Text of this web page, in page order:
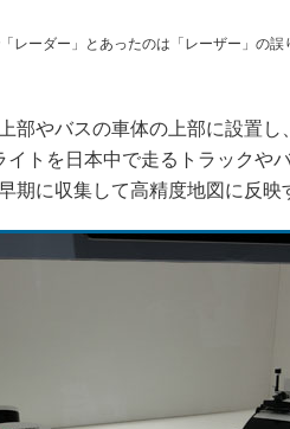
製造業ビ
植物工場
知財マネ
海外生産
グローバ
制御セキ
レーダー」とあったのは「レーザー」の
部やバスの車体の上部に設置し
イトを日本中で走るトラックや
期に収集して高精度地図に反映